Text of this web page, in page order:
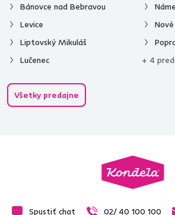
Bánovce nad Bebravou
Levice
Liptovský Mikuláš
Lučenec
+ 4
Všetky predajne
Spustiť chat 02/ 40 100 100